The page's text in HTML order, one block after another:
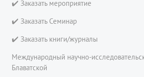
✔️ Заказать мероприятие
✔️ Заказать Семинар
✔️ Заказать книги/журналы
Международный научно-
Блаватской